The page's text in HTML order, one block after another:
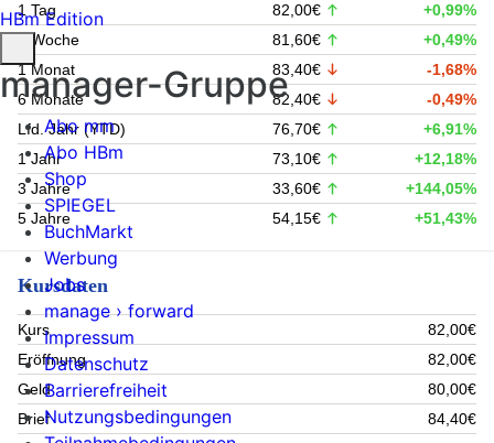
1 Tag
82,00€
+0,99%
1 Woche
81,60€
+0,49%
1 Monat
83,40€
-1,68%
6 Monate
82,40€
-0,49%
Lfd. Jahr (YTD)
76,70€
+6,91%
1 Jahr
73,10€
+12,18%
3 Jahre
33,60€
+144,05%
5 Jahre
54,15€ +51,43%
Kursdaten
Kurs
82,00€
Eröffnung
82,00€
Geld
80,00€
Brief
84,40€
HBm Edition
manager-Gruppe
Abo mm
Abo HBm
Shop
SPIEGEL
BuchMarkt
Werbung
Jobs
manage › forward
Impressum
Datenschutz
Barrierefreiheit
Nutzungsbedingungen